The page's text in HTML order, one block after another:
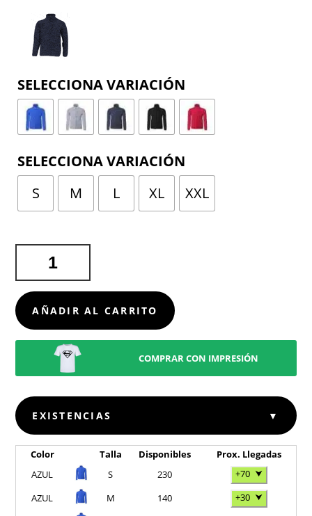
S
M L XL XXL
CANTIDAD
AÑADIR AL CARRITO
COMPRAR CON IMPRESIÓN
EXISTENCIAS ▼
Color Talla Disponibles
Prox. Llegadas
AZUL
S 230 +70 ⮟
AZUL
M 140 +30 ⮟